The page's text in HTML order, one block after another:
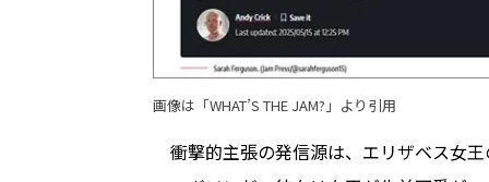
画像は「WHAT’S THE JAM? 」より引用
衝撃的主張の発信源は、エリザベス女